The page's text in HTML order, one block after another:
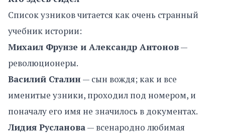
Список узников читается как очень странный
учебник истории:
Михаил Фрунзе и Александр Антонов—
революционеры.
Василий Сталин — сын вождя; как и все
именитые узники, проходил под номером, и
поначалу его имя не значилось в документах.
Лидия Русланова— всенародно любимая